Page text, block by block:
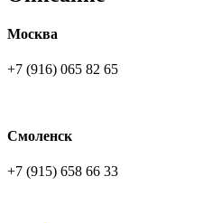
Москва
+7 (916) 065 82 65
Смоленск
+7 (915) 658 66 33